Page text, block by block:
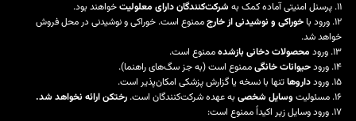
۱۱. پرسنل امنیتی آماده کمک به
شرکت‌کنندگان دارای معلولیتخواهند بود.
۱۲. ورود با
خوراکی و نوشیدنی از خارجممنوع است. خوراکی و نوشیدنی در محل فروش
خواهد شد.
۱۳. ورود
محصولات دخانی بازشدهممنوع است.
۱۴. ورود
حیوانات خانگیممنوع است (به جز سگ‌های راهنما).
۱۵. ورود
داروهاتنها با نسخه یا گزارش پزشکی امکان‌پذیر است.
۱۶. مسئولیت
وسایل شخصی به عهده شرکت‌کنندگان است. رختکن ارائه نخواهد شد.
۱۷. ورود وسایل زیر اکیداً ممنوع است: